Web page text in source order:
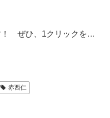
！ ぜひ、1クリックを…
赤西仁